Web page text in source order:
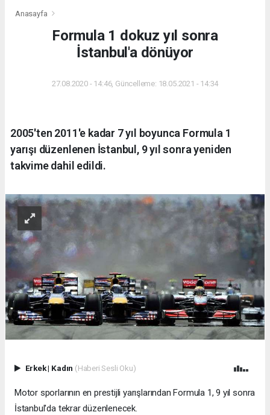
Anasayfa
Formula 1 dokuz yıl sonra
İstanbul'a dönüyor
27.08.2020 - 14:46, Güncelleme: 18.05.2021 - 14:34
2005'ten 2011'e kadar 7 yıl boyunca Formula 1
yarışı düzenlenen İstanbul, 9 yıl sonra yeniden
takvime dahil edildi.
Erkek| Kadın (Haberi Sesli Oku)
Motor sporlarının en prestijli yarışlarından Formula 1, 9 yıl sonra
İstanbul'da tekrar düzenlenecek.